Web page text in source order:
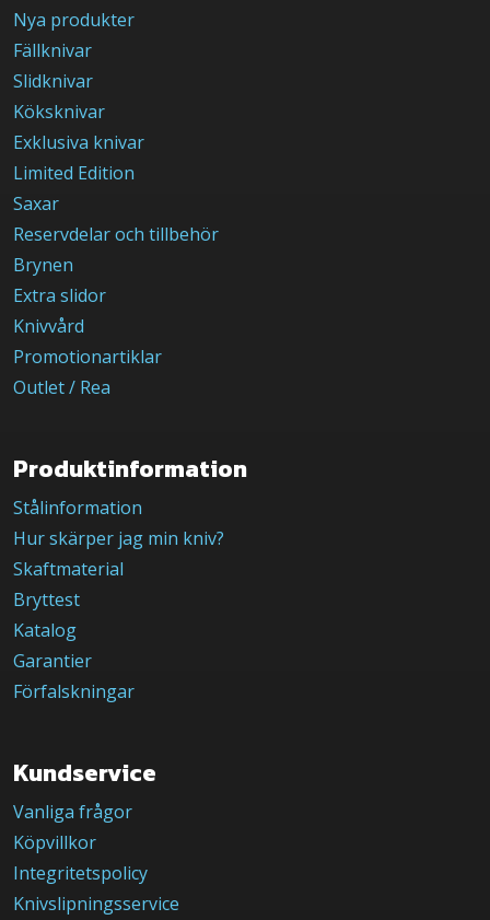
Nya produkter
Fällknivar
Slidknivar
Köksknivar
Exklusiva knivar
Limited Edition
Saxar
Reservdelar och tillbehör
Brynen
Extra slidor
Knivvård
Promotionartiklar
Outlet / Rea
Produktinformation
Stålinformation
Hur skärper jag min kniv?
Skaftmaterial
Bryttest
Katalog
Garantier
Förfalskningar
Kundservice
Vanliga frågor
Köpvillkor
Integritetspolicy
Knivslipningsservice